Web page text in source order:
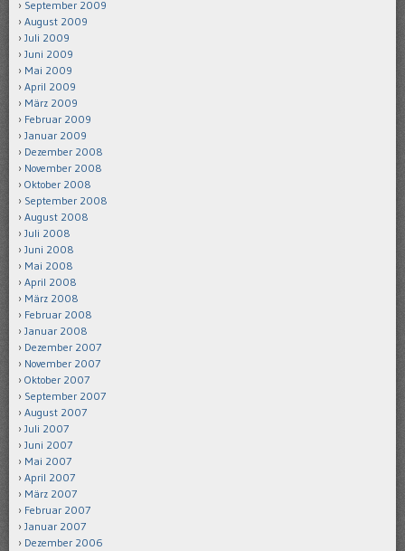
September 2009
August 2009
Juli 2009
Juni 2009
Mai 2009
April 2009
März 2009
Februar 2009
Januar 2009
Dezember 2008
November 2008
Oktober 2008
September 2008
August 2008
Juli 2008
Juni 2008
Mai 2008
April 2008
März 2008
Februar 2008
Januar 2008
Dezember 2007
November 2007
Oktober 2007
September 2007
August 2007
Juli 2007
Juni 2007
Mai 2007
April 2007
März 2007
Februar 2007
Januar 2007
Dezember 2006